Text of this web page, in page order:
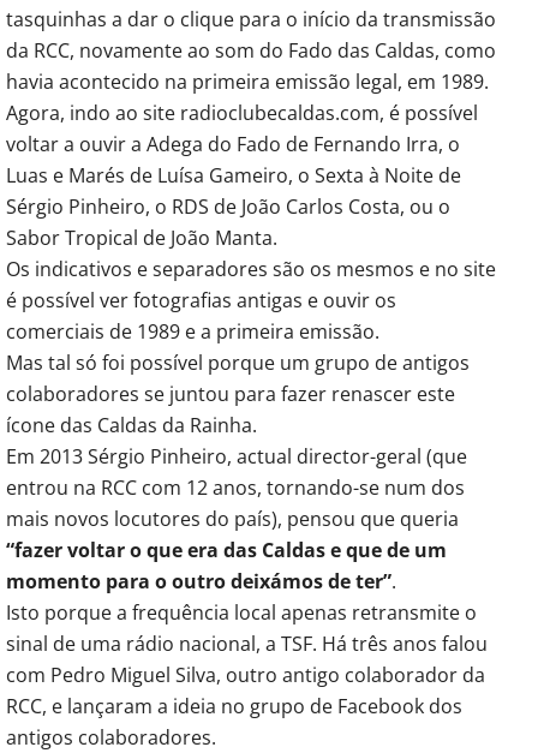
tasquinhas a dar o clique para o início da transmissão
da RCC, novamente ao som do Fado das Caldas, como
havia acontecido na primeira emissão legal, em 1989.
Agora, indo ao site radioclubecaldas.com, é possível
voltar a ouvir a Adega do Fado de Fernando Irra, o
Luas e Marés de Luísa Gameiro, o Sexta à Noite de
Sérgio Pinheiro, o RDS de João Carlos Costa, ou o
Sabor Tropical de João Manta.
Os indicativos e separadores são os mesmos e no site
é possível ver fotografias antigas e ouvir os
comerciais de 1989 e a primeira emissão.
Mas tal só foi possível porque um grupo de antigos
colaboradores se juntou para fazer renascer este
ícone das Caldas da Rainha.
Em 2013 Sérgio Pinheiro, actual director-geral (que
entrou na RCC com 12 anos, tornando-se num dos
mais novos locutores do país), pensou que queria
“fazer voltar o que era das Caldas e que de um
momento para o outro deixámos de ter”.
Isto porque a frequência local apenas retransmite o
sinal de uma rádio nacional, a TSF. Há três anos falou
com Pedro Miguel Silva, outro antigo colaborador da
RCC, e lançaram a ideia no grupo de Facebook dos
antigos colaboradores.